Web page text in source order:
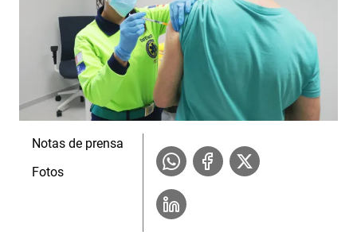
Notas de prensa
Fotos